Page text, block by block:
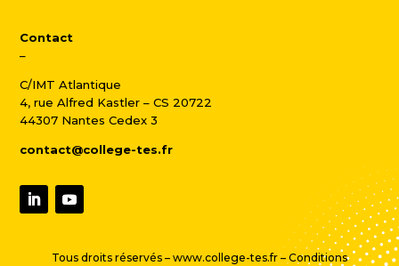
Contact
–
C/IMT Atlantique
4, rue Alfred Kastler – CS 20722
44307 Nantes Cedex 3
contact@college-tes.fr
Tous droits réservés – www.college-tes.fr – Conditions